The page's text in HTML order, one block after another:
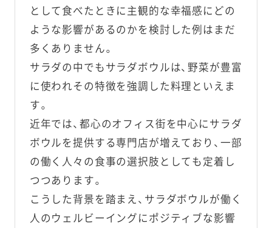
として食べたときに主観的な幸福感にどの
ような影響があるのかを検討した例はまだ
多くありません。
サラダの中でもサラダボウルは、野菜が豊富
に使われその特徴を強調した料理といえま
す。
近年では、都心のオフィス街を中心にサラダ
ボウルを提供する専門店が増えており、一部
の働く人々の食事の選択肢としても定着し
つつあります。
こうした背景を踏まえ、サラダボウルが働く
人のウェルビーイングにポジティブな影響